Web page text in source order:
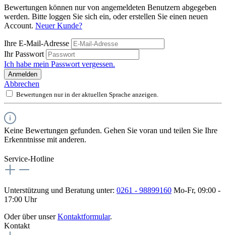
Bewertungen können nur von angemeldeten Benutzern abgegeben
werden. Bitte loggen Sie sich ein, oder erstellen Sie einen neuen
Account. Neuer Kunde?
Ihre E-Mail-Adresse
Ihr Passwort
Ich habe mein Passwort vergessen.
Anmelden
Abbrechen
Bewertungen nur in der aktuellen Sprache anzeigen.
Keine Bewertungen gefunden. Gehen Sie voran und teilen Sie Ihre
Erkenntnisse mit anderen.
Service-Hotline
Unterstützung und Beratung unter: 0261 - 98899160 Mo-Fr, 09:00 -
17:00 Uhr
Oder über unserKontaktformular.
Kontakt